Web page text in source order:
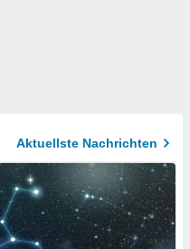
Aktuellste Nachrichten